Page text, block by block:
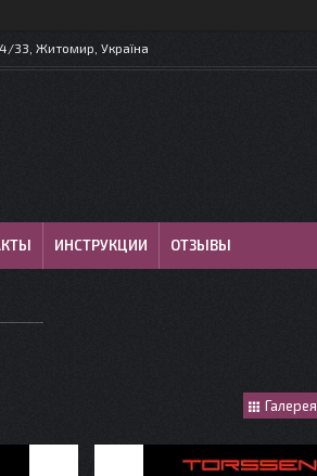
33, Житомир, Україна
ИНСТРУКЦИИ ОТЗЫВЫ
Галерея